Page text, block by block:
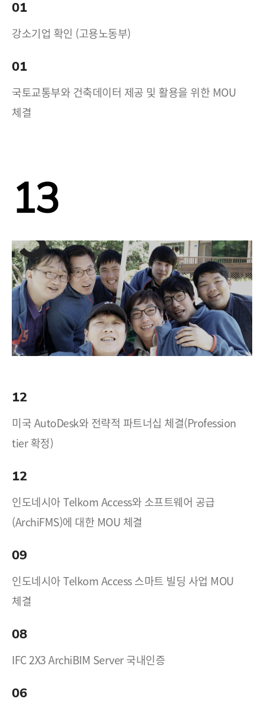
01
강소기업 확인 (고용노동부)
01
국토교통부와 건축데이터 제공 및 활용을 위한 MOU
체결
13
12
미국 AutoDesk와 전략적 파트너십 체결(Profession
tier 확정)
12
인도네시아 Telkom Access와 소프트웨어 공급
(ArchiFMS)에 대한 MOU 체결
09
인도네시아 Telkom Access 스마트 빌딩 사업 MOU
체결
08
IFC 2X3 ArchiBIM Server 국내인증
06